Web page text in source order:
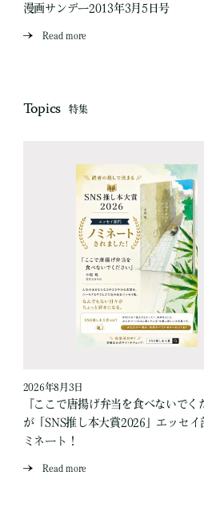
漫画サンデー2013年3月5日号
Read more
Topics 特集
2026年8月3日
『ここで唐揚げ弁当を食べないでく
が「SNS推し本大賞2026」エッセイ
ミネート！
Read more